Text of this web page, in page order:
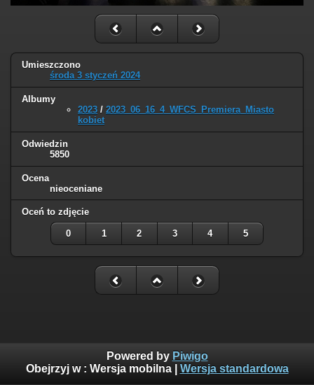
Umieszczono
środa 3 styczeń 2024
Albumy
2023 / 2023_06_16_4_WFCS_Premiera_Miasto
kobiet
Odwiedzin
5850
Ocena
nieoceniane
Oceń to zdjęcie
0 1 2 3 4 5
Powered by Piwigo
Obejrzyj w : Wersja mobilna| Wersja standardowa